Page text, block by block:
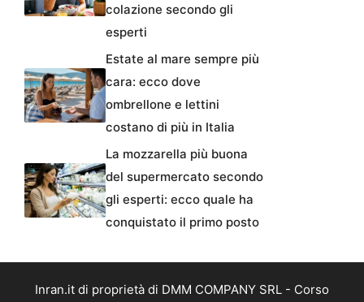
colazione secondo gli
esperti
Estate al mare sempre più
cara: ecco dove
ombrellone e lettini
costano di più in Italia
La mozzarella più buona
del supermercato secondo
gli esperti: ecco quale ha
conquistato il primo posto
Inran.it di proprietà di DMM COMPANY SRL - Corso